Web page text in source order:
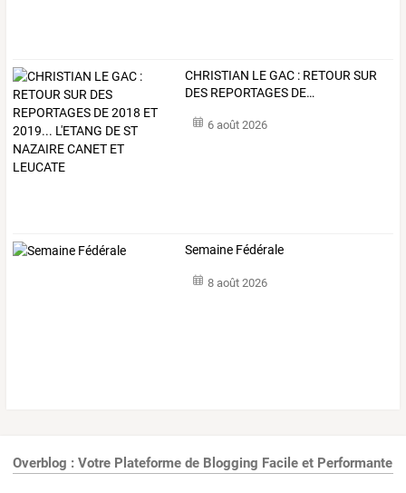
CHRISTIAN LEGAC : RETOUR SUR
DES REPORTAGES DE…
6 août 2026
Semaine Fédérale
8 août 2026
Overblog : Votre Plateforme de Blogging Facile et Performante